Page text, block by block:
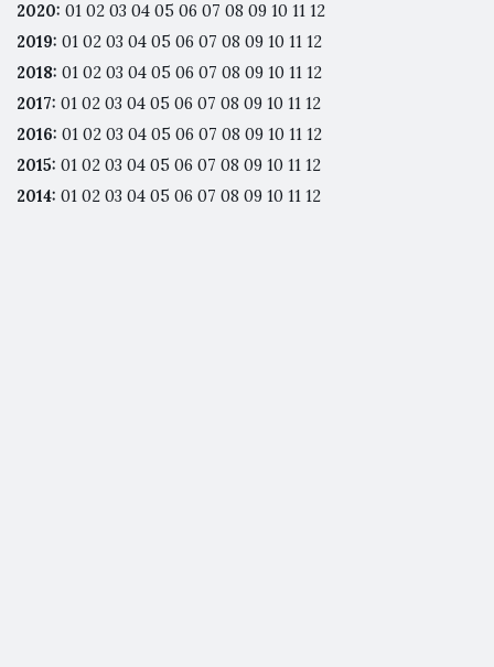
2020: 01 02 03 04 05 06 07 08 09 10 11 12
2019: 01 02 03 04 05 06 07 08 09 10 11 12
2018: 01 02 03 04 05 06 07 08 09 10 11 12
2017: 01 02 03 04 05 06 07 08 09 10 11 12
2016: 01 02 03 04 05 06 07 08 09 10 11 12
2015: 01 02 03 04 05 06 07 08 09 10 11 12
2014: 01 02 03 04 05 06 07 08 09 10 11 12